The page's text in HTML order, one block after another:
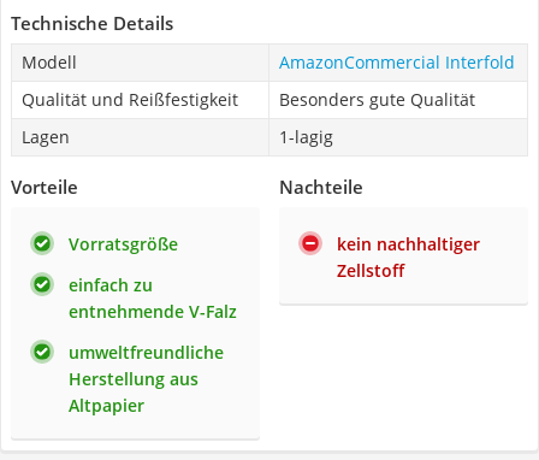
Technische Details
Modell
AmazonCommercial Interfold
Qualität und Reißfestigkeit
Besonders gute Qualität
Lagen
1-lagig
Vorteile
Vorratsgröße
einfach zu
entnehmende V-Falz
umweltfreundliche
Herstellung aus
Altpapier
Nachteile
kein nachhaltiger
Zellstoff